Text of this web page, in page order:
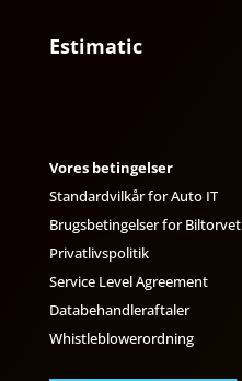
Estimatic
Vores betingelser
Standardvilkår for Auto IT
Brugsbetingelser for Biltorvet
Privatlivspolitik
Service Level Agreement
Databehandleraftaler
Whistleblowerordning